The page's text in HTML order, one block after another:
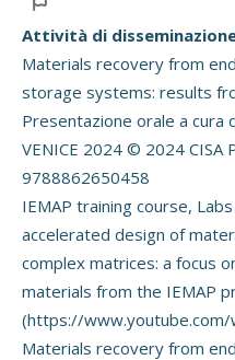
Attività di
Materials recovery from
storage systems: results
Presentazione orale a cura
VENICE 2024 © 2024 CISA
9788862650458
IEMAP training course,
accelerated design of
complex matrices: a focus
materials from the IEMAP
(https://www.youtube.com/
Materials recovery from